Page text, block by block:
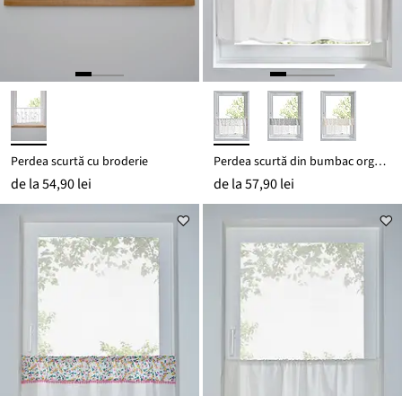
Perdea scurtă cu broderie
de la54,90 lei
Perdea scurtă din bumbac organic, cu broderie
de la57,90 lei